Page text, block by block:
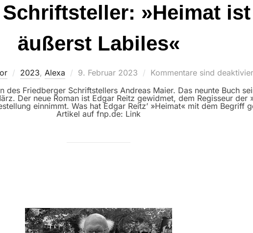
»Heimat
äußerst Labiles«
2023, Alexa
Veröffentlicht
9. Februar 2023
Kommentare sind
des Friedberger Schriftstellers Andreas Maier. Das neunte Buch
Der neue Roman ist Edgar Reitz gewidmet, dem Regisseur der
einnimmt. Was hat Edgar Reitz’ »Heimat« mit dem Begriff
Artikel auf fnp.de: Link